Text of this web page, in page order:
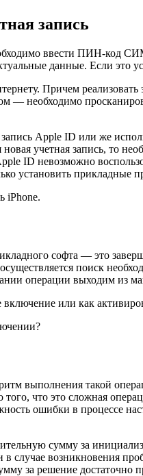
запись
ввести ПИН-код
данные. Если
Причем
— необходимо
Apple ID или же
учетная запись, то
ID невозможно
установить
софта — это
поиск
операции выходим из
или как
выполнения такой
того, что это сложная
ошибки в процессе
сумму за
в случае возникновения
за решение достаточно